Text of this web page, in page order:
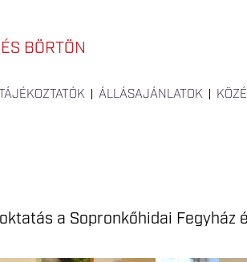
BÖRTÖN
ÁLLÁSAJÁNLATOK
a Sopronkőhidai Fegyház